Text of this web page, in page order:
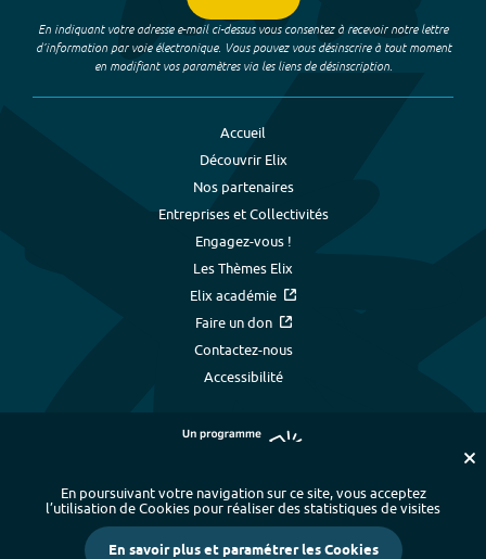
En indiquant votre adresse e-mail ci-dessus vous consentez à recevoir notre lettre
d’information par voie électronique. Vous pouvez vous désinscrire à tout moment
en modifiant vos paramètres via les liens de désinscription.
Accueil
Découvrir Elix
Nos partenaires
Entreprises et Collectivités
Engagez-vous !
Les Thèmes Elix
Elix académie
Faire un don
Contactez-nous
Accessibilité
Plan du site - Index alphabétique
-
Mentions légales et données personnelles
- Paramétrer les cookies
En poursuivant votre navigation sur ce site, vous acceptez
l’utilisation de Cookies pour réaliser des statistiques de visites
En savoir plus et paramétrer les Cookies